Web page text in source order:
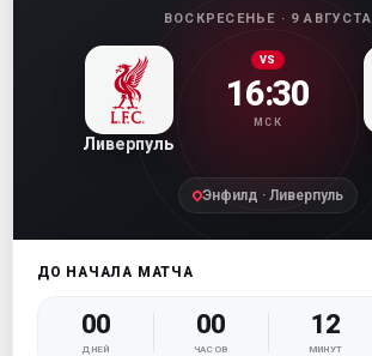
ВОСКРЕСЕНЬЕ · 9 АВГУСТА
Ливерпуль
VS
16:30
МСК
Энфилд · Ливерпуль
ДО НАЧАЛА МАТЧА
00
ДНЕЙ
00
ЧАСОВ
12
МИНУТ